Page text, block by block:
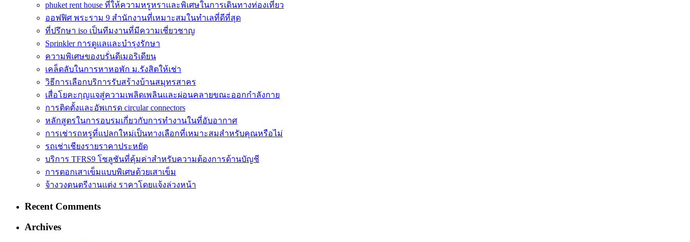
phuket rent house ที่ให้ความหรูหราและพิเศษในการเดินทางท่องเที่ยว
ออฟฟิศ พระราม 9 สำนักงานที่เหมาะสมในทำเลที่ดีที่สุด
ที่ปรึกษา iso เป็นทีมงานที่มีความเชี่ยวชาญ
Sprinkler การดูแลและบำรุงรักษา
ความพิเศษของบรั่นดีเมอริเดียน
เคล็ดลับในการหาหอพัก ม.รังสิตให้เช่า
วิธีการเลือกบริการรับสร้างบ้านสมุทรสาคร
เสื่อโยคะกุญแจสู่ความเพลิดเพลินและผ่อนคลายขณะออกกำลังกาย
การติดตั้งและอัพเกรด circular connectors
หลักสูตรในการอบรมเกี่ยวกับการทำงานในที่อับอากาศ
การเช่ารถหรูที่แปลกใหม่เป็นทางเลือกที่เหมาะสมสำหรับคุณหรือไม่
รถเช่าเชียงรายราคาประหยัด
บริการ TFRS9 โซลูชันที่คุ้มค่าสำหรับความต้องการด้านบัญชี
การตอกเสาเข็มแบบพิเศษด้วยเสาเข็ม
จ้างวงดนตรีงานแต่ง ราคาโดยแจ้งล่วงหน้า
Recent Comments
Archives